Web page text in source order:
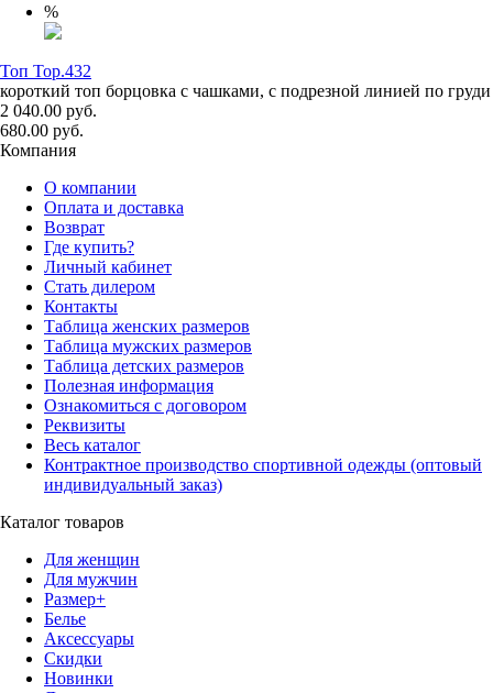
%
Топ Top.432
короткий топ борцовка с чашками, с подрезной линией по груди
2 040.00 руб.
680.00 руб.
Компания
О компании
Оплата и доставка
Возврат
Где купить?
Личный кабинет
Стать дилером
Контакты
Таблица женских размеров
Таблица мужских размеров
Таблица детских размеров
Полезная информация
Ознакомиться с договором
Реквизиты
Весь каталог
Контрактное производство спортивной одежды (оптовый
индивидуальный заказ)
Каталог товаров
Для женщин
Для мужчин
Размер+
Белье
Аксессуары
Скидки
Новинки